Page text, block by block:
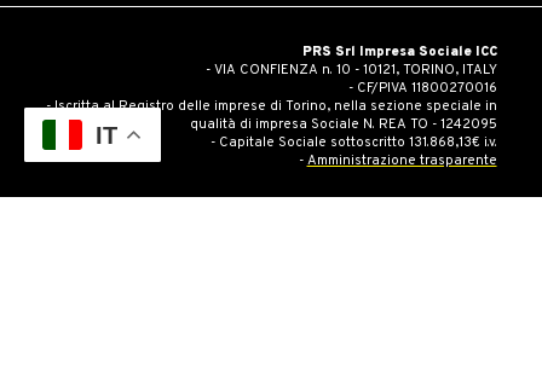
PRS Srl Impresa Sociale ICC
- VIA CONFIENZA n. 10 - 10121, TORINO, ITALY
- CF/PIVA 11800270016
- Iscritta al Registro delle imprese di Torino, nella sezione speciale in
qualità di impresa Sociale N. REA TO - 1242095
- Capitale Sociale sottoscritto 131.868,13€ i.v.
- Amministrazione trasparente
IT